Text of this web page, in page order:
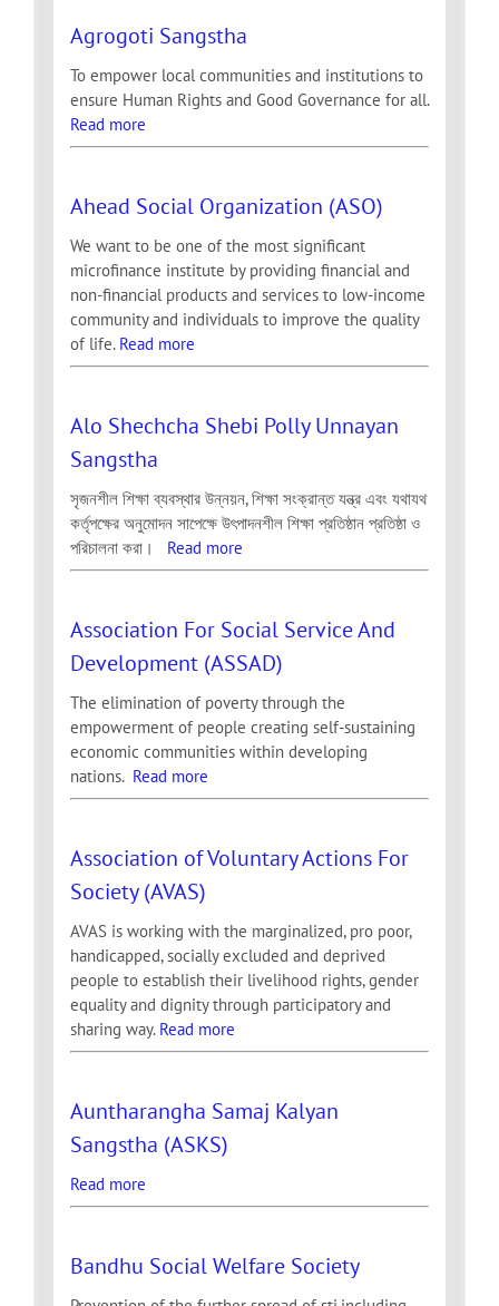
Agrogoti Sangstha
To empower local communities and institutions to
ensure Human Rights and Good Governance for all.
Read more
Ahead Social Organization (ASO)
We want to be one of the most significant
microfinance institute by providing financial and
non-financial products and services to low-income
community and individuals to improve the quality
of life. Read more
Alo Shechcha Shebi Polly Unnayan
Sangstha
সৃজনশীল শিক্ষা ব্যবস্থার উন্নয়ন, শিক্ষা সংক্রান্ত যন্ত্র এবং যথাযথ
কর্তৃপক্ষের অনুমোদন সাপেক্ষে উৎপাদনশীল শিক্ষা প্রতিষ্ঠান প্রতিষ্ঠা ও
পরিচালনা করা। Read more
Association For Social Service And
Development (ASSAD)
The elimination of poverty through the
empowerment of people creating self-sustaining
economic communities within developing
nations. Read more
Association of Voluntary Actions For
Society (AVAS)
AVAS is working with the marginalized, pro poor,
handicapped, socially excluded and deprived
people to establish their livelihood rights, gender
equality and dignity through participatory and
sharing way. Read more
Auntharangha Samaj Kalyan
Sangstha (ASKS)
Read more
Bandhu Social Welfare Society